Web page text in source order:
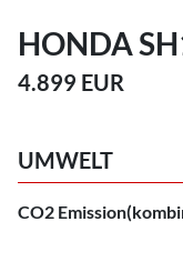
HONDA
4.899 EUR
UMWELT
CO2